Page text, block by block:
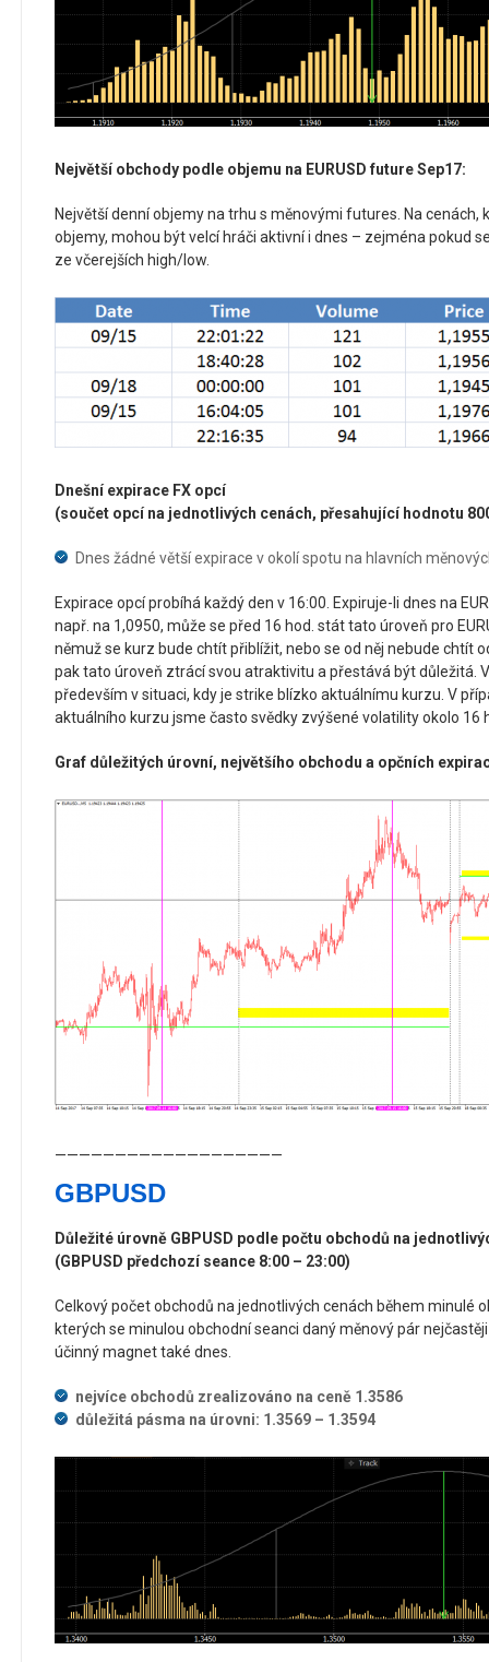
Největší obchody podle objemu na EURUSD future Sep17:
Největší denní objemy na trhu s měnovými futures. Na cenách,
objemy, mohou být velcí hráči aktivní i dnes – zejména pokud
ze včerejších high/low.
Dnešní expirace FX opcí
(součet opcí na jednotlivých cenách, přesahující hodnotu
Dnes žádné větší expirace v okolí spotu na hlavních
Expirace opcí probíhá každý den v 16:00. Expiruje-li dnes na
např. na 1,0950, může se před 16 hod. stát tato úroveň pro
němuž se kurz bude chtít přiblížit, nebo se od něj nebude chtít
pak tato úroveň ztrácí svou atraktivitu a přestává být důležitá.
především v situaci, kdy je strike blízko aktuálnímu kurzu. V
aktuálního kurzu jsme často svědky zvýšené volatility okolo 16
Graf důležitých úrovní, největšího obchodu a opčních
———————————————————
GBPUSD
Důležité úrovně GBPUSD podle počtu obchodů na
(GBPUSD předchozí seance 8:00 – 23:00)
Celkový počet obchodů na jednotlivých cenách během minulé
kterých se minulou obchodní seanci daný měnový pár
účinný magnet také dnes.
nejvíce obchodů zrealizováno na ceně 1.3586
důležitá pásma na úrovni: 1.3569 – 1.3594